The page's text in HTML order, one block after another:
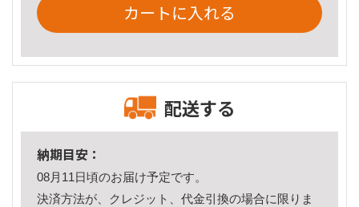
カートに入れる
配送する
納期目安：
08月11日頃のお届け予定です。
決済方法が、クレジット、代金引換の場合に限りま